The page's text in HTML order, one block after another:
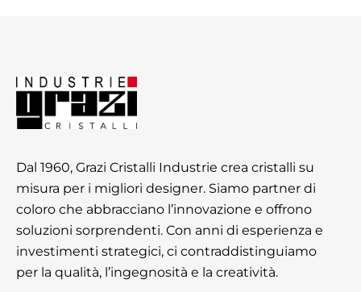
Dal 1960, Grazi Cristalli Industrie crea cristalli su
misura per i migliori designer. Siamo partner di
coloro che abbracciano l’innovazione e offrono
soluzioni sorprendenti. Con anni di esperienza e
investimenti strategici, ci contraddistinguiamo
per la qualità, l’ingegnosità e la creatività.